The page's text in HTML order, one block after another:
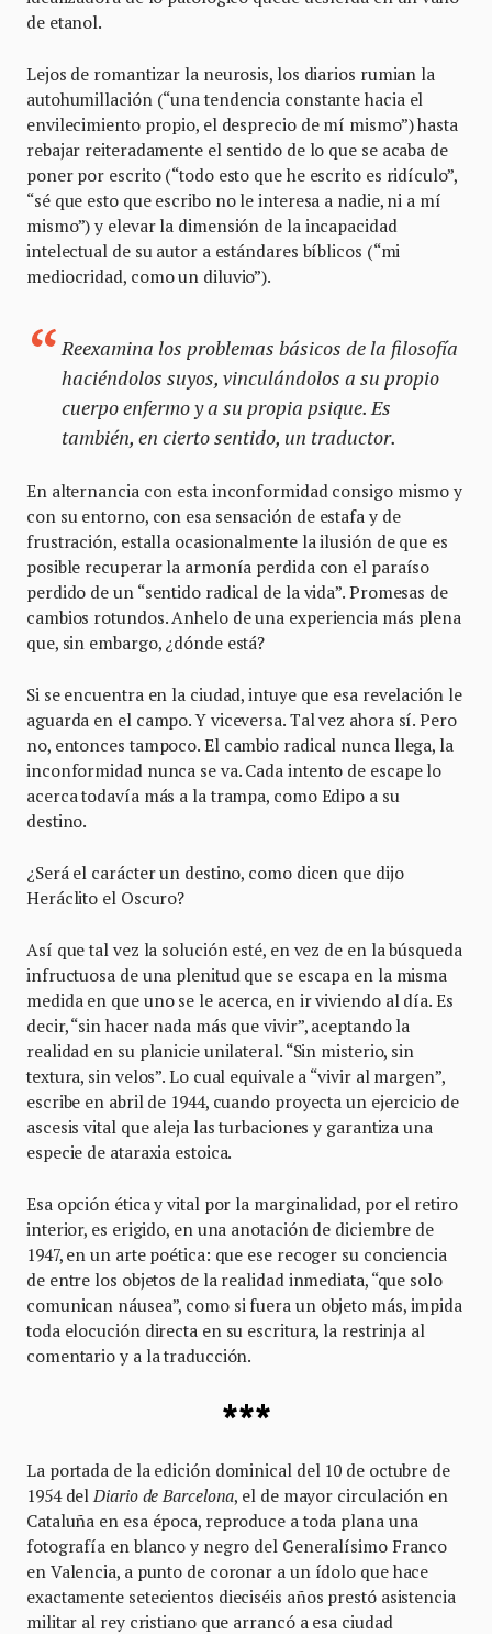
de etanol.
Lejos de romantizar la neurosis, los diarios rumian la
autohumillación (“una tendencia constante hacia el
envilecimiento propio, el desprecio de mí mismo”) hasta
rebajar reiteradamente el sentido de lo que se acaba de
poner por escrito (“todo esto que he escrito es ridículo”,
“sé que esto que escribo no le interesa a nadie, ni a mí
mismo”) y elevar la dimensión de la incapacidad
intelectual de su autor a estándares bíblicos (“mi
mediocridad, como un diluvio”).
Reexamina los problemas básicos de la filosofía
haciéndolos suyos, vinculándolos a su propio
cuerpo enfermo y a su propia psique. Es
también, en cierto sentido, un traductor.
En alternancia con esta inconformidad consigo mismo y
con su entorno, con esa sensación de estafa y de
frustración, estalla ocasionalmente la ilusión de que es
posible recuperar la armonía perdida con el paraíso
perdido de un “sentido radical de la vida”. Promesas de
cambios rotundos. Anhelo de una experiencia más plena
que, sin embargo, ¿dónde está?
Si se encuentra en la ciudad, intuye que esa revelación le
aguarda en el campo. Y viceversa. Tal vez ahora sí. Pero
no, entonces tampoco. El cambio radical nunca llega, la
inconformidad nunca se va. Cada intento de escape lo
acerca todavía más a la trampa, como Edipo a su
destino.
¿Será el carácter un destino, como dicen que dijo
Heráclito el Oscuro?
Así que tal vez la solución esté, en vez de en la búsqueda
infructuosa de una plenitud que se escapa en la misma
medida en que uno se le acerca, en ir viviendo al día. Es
decir, “sin hacer nada más que vivir”, aceptando la
realidad en su planicie unilateral. “Sin misterio, sin
textura, sin velos”. Lo cual equivale a “vivir al margen”,
escribe en abril de 1944, cuando proyecta un ejercicio de
ascesis vital que aleja las turbaciones y garantiza una
especie de ataraxia estoica.
Esa opción ética y vital por la marginalidad, por el retiro
interior, es erigido, en una anotación de diciembre de
1947, en un arte poética: que ese recoger su conciencia
de entre los objetos de la realidad inmediata, “que solo
comunican náusea”, como si fuera un objeto más, impida
toda elocución directa en su escritura, la restrinja al
comentario y a la traducción.
***
La portada de la edición dominical del 10 de octubre de
1954 del Diario de Barcelona, el de mayor circulación en
Cataluña en esa época, reproduce a toda plana una
fotografía en blanco y negro del Generalísimo Franco
en Valencia, a punto de coronar a un ídolo que hace
exactamente setecientos dieciséis años prestó asistencia
militar al rey cristiano que arrancó a esa ciudad